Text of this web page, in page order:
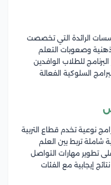
الرائدة التي تخصصت
وصعوبات التعلم
للطلاب الوافدين
السلوكية الفعالة
نوعية تخدم قطاع التربية
شاملة تربط بين العلم
تطوير مهارات التواصل
إيجابية مع الفئات